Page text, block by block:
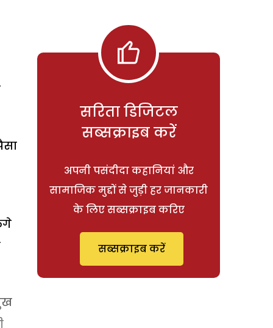
सरिता डिजिटल
सब्सक्राइब करें
अपनी पसंदीदा कहानियां और
सामाजिक मुद्दों से जुड़ी हर जानकारी
के लिए सब्सक्राइब करिए
सब्सक्राइब करें